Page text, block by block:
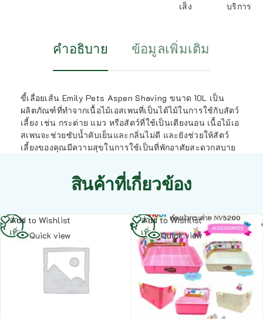
เส็ง
บริการ
คำอธิบาย ข้อมูลเพิ่มเติม
ขี้เลื่อยเส้น Emily Pets Aspen Shaving ขนาด 10L เป็น
ผลิตภัณฑ์ที่ทำจากเนื้อไม้เอสเพนที่เป็นได้ไม้ในการใช้กับสัตว์
เลี้ยง เช่น กระต่าย แมว หรือสัตว์ที่ใช้เป็นเตียงนอน เนื้อไม้เอ
สเพนจะช่วยซับน้ำคับเย็นและกลิ่นไม่ดี และยังช่วยให้สัตว์
เลี้ยงของคุณมีความสุขในการใช้เป็นที่พักอาศัยสะดวกสบาย
สินค้าที่เกี่ยวข้อง
Add to Wishlist
Quick view
อ่าน
เพิ่ม
Add to Wishlist
Quick view
อ่าน
เพิ่ม